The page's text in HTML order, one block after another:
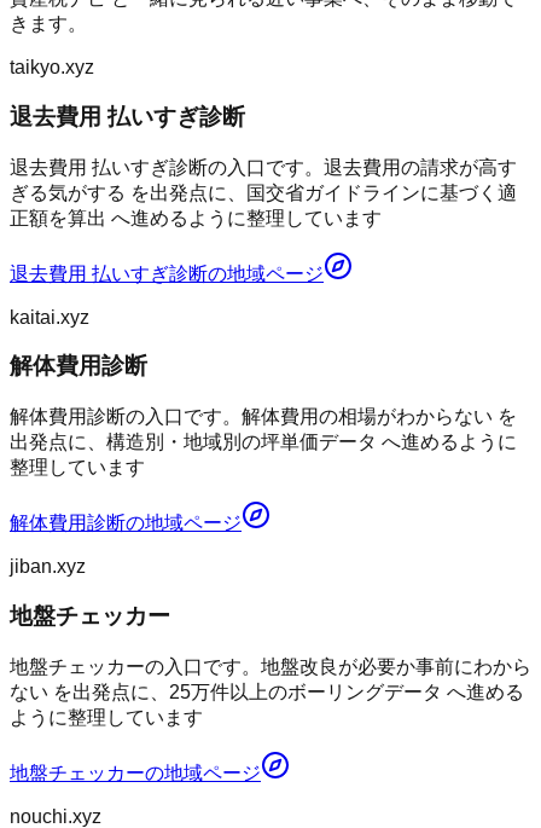
きます。
taikyo.xyz
退去費用 払いすぎ診断
退去費用 払いすぎ診断の入口です。退去費用の請求が高す
ぎる気がする を出発点に、国交省ガイドラインに基づく適
正額を算出 へ進めるように整理しています
退去費用 払いすぎ診断の地域ページ
kaitai.xyz
解体費用診断
解体費用診断の入口です。解体費用の相場がわからない を
出発点に、構造別・地域別の坪単価データ へ進めるように
整理しています
解体費用診断の地域ページ
jiban.xyz
地盤チェッカー
地盤チェッカーの入口です。地盤改良が必要か事前にわから
ない を出発点に、25万件以上のボーリングデータ へ進める
ように整理しています
地盤チェッカーの地域ページ
nouchi.xyz